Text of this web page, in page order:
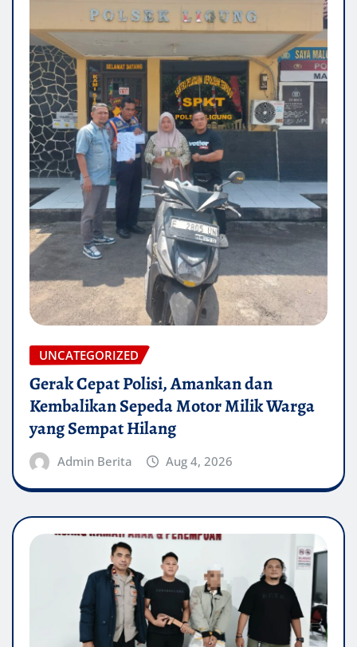
UNCATEGORIZED
Gerak Cepat Polisi, Amankan dan
Kembalikan Sepeda Motor Milik Warga
yang Sempat Hilang
Admin Berita Aug 4, 2026